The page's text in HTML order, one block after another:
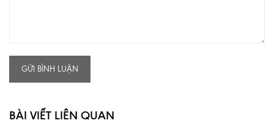
GỬI BÌNH LUẬN
BÀI VIẾT LIÊN QUAN